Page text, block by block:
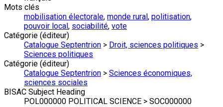
Mots clés
mobilisation électorale, monde rural, politisation,
pouvoir local, sociabilité, vote
Catégorie (éditeur)
Catalogue Septentrion > Droit, sciences politiques >
Sciences politiques
Catégorie (éditeur)
Catalogue Septentrion > Sciences économiques,
sciences sociales
BISAC Subject Heading
POL000000 POLITICAL SCIENCE > SOC000000